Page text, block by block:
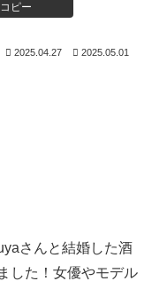
コピー
2025.04.27 2025.05.01
さんと結婚した酒
した！女優やモデル